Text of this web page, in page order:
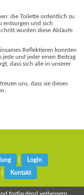
die Toilette ordentlich zu
entsorgen und sich
wurden diese Abläufe
Reflektieren konnten
jede und jeder einen Beitrag
dass sich alle in unserer
uns, dass sie dieses
LogIn
Kontakt
fortlaufend verbessern